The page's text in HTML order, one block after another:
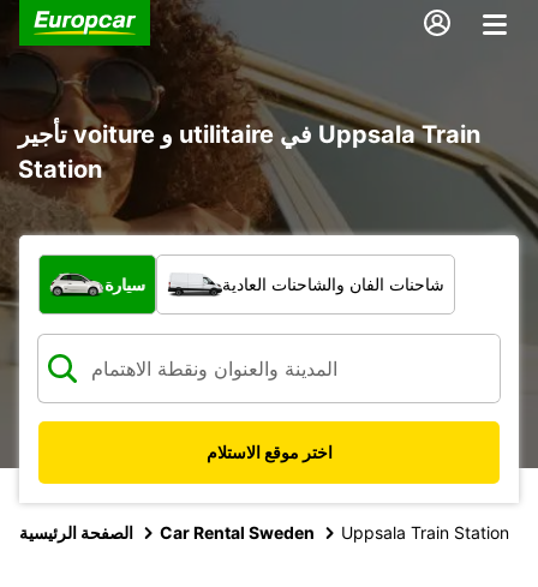
تأجير voiture و utilitaire في Uppsala Train
Station
ما نوع المركبة؟
سيارة شاحنات الفان والشاحنات العادية
اختر موقع الاستلام
الصفحة الرئيسية Car Rental Sweden Uppsala Train Station